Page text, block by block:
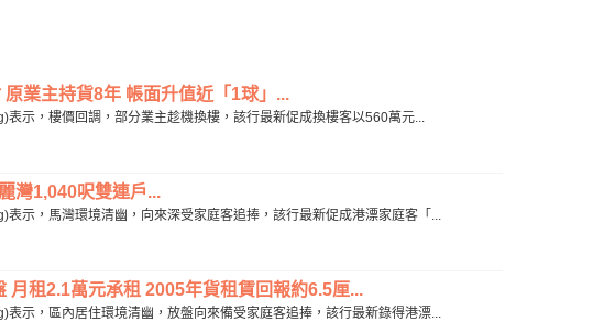
業主持貨8年 帳面升值近「1球」...
示，樓價回調，部分業主趁機換樓，該行最新促成換樓客以560萬元...
灣1,040呎雙連戶...
示，馬灣環境清幽，向來深受家庭客追捧，該行最新促成港漂家庭客「...
租2.1萬元承租 2005年貨租賃回報約6.5厘...
示，區內居住環境清幽，放盤向來備受家庭客追捧，該行最新錄得港漂...